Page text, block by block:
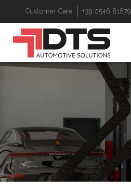
Customer Care +39 0546 81679